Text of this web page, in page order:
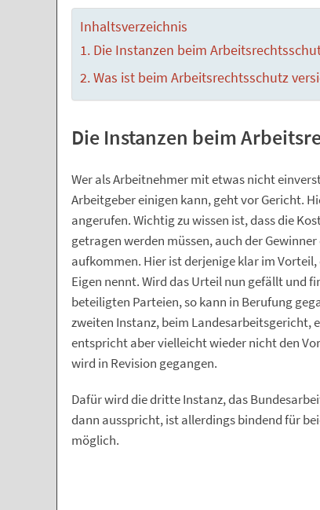
Inhaltsverzeichnis
Die Instanzen beim
Was ist beim Arbeitsrechtsschutz
Die Instanzen beim
Wer als Arbeitnehmer mit etwas nicht
Arbeitgeber einigen kann, geht vor Gericht.
angerufen. Wichtig zu wissen ist, dass die
getragen werden müssen, auch der
aufkommen. Hier ist derjenige klar im
Eigen nennt. Wird das Urteil nun gefällt und
beteiligten Parteien, so kann in Berufung
zweiten Instanz, beim Landesarbeitsgericht,
entspricht aber vielleicht wieder nicht den
wird in Revision gegangen.
Dafür wird die dritte Instanz, das
dann ausspricht, ist allerdings bindend für
möglich.